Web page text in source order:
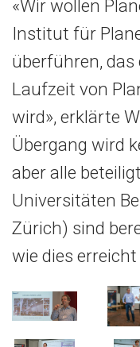
«Wir wollen
Institut für
überführen,
Laufzeit von
wird», erklärte
Übergang wird
aber alle
Universitäten
Zürich) sind
wie dies